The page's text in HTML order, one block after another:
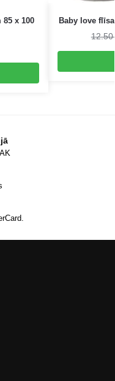
x 100
Baby love
12.50